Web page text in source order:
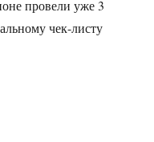
провели уже 3
чек-листу